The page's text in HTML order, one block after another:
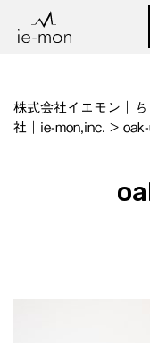
株式会社イエモン｜
社｜ie-mon,inc. >